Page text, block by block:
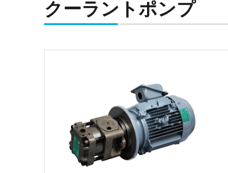
クーラントポンプ